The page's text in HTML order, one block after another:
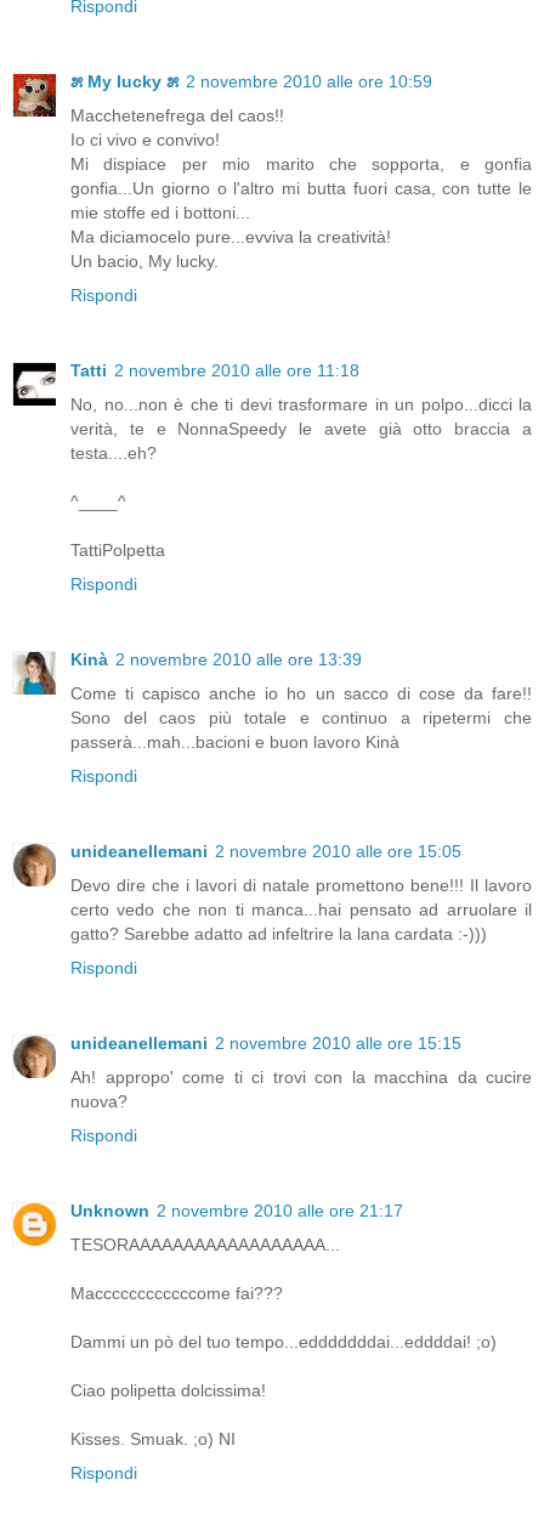
Rispondi
೫ My lucky ೫ 2 novembre 2010 alle ore 10:59
Macchetenefrega del caos!!
Io ci vivo e convivo!
Mi dispiace per mio marito che sopporta, e gonfia
gonfia...Un giorno o l'altro mi butta fuori casa, con tutte le
mie stoffe ed i bottoni...
Ma diciamocelo pure...evviva la creatività!
Un bacio, My lucky.
Rispondi
Tatti 2 novembre 2010 alle ore 11:18
No, no...non è che ti devi trasformare in un polpo...dicci la
verità, te e NonnaSpeedy le avete già otto braccia a
testa....eh?
^____^
TattiPolpetta
Rispondi
Kinà 2 novembre 2010 alle ore 13:39
Come ti capisco anche io ho un sacco di cose da fare!!
Sono del caos più totale e continuo a ripetermi che
passerà...mah...bacioni e buon lavoro Kinà
Rispondi
unideanellemani 2 novembre 2010 alle ore 15:05
Devo dire che i lavori di natale promettono bene!!! Il lavoro
certo vedo che non ti manca...hai pensato ad arruolare il
gatto? Sarebbe adatto ad infeltrire la lana cardata :-)))
Rispondi
unideanellemani 2 novembre 2010 alle ore 15:15
Ah! appropo' come ti ci trovi con la macchina da cucire
nuova?
Rispondi
Unknown 2 novembre 2010 alle ore 21:17
TESORAAAAAAAAAAAAAAAAAA...
Maccccccccccccome fai???
Dammi un pò del tuo tempo...edddddddai...eddddai! ;o)
Ciao polipetta dolcissima!
Kisses. Smuak. ;o) NI
Rispondi